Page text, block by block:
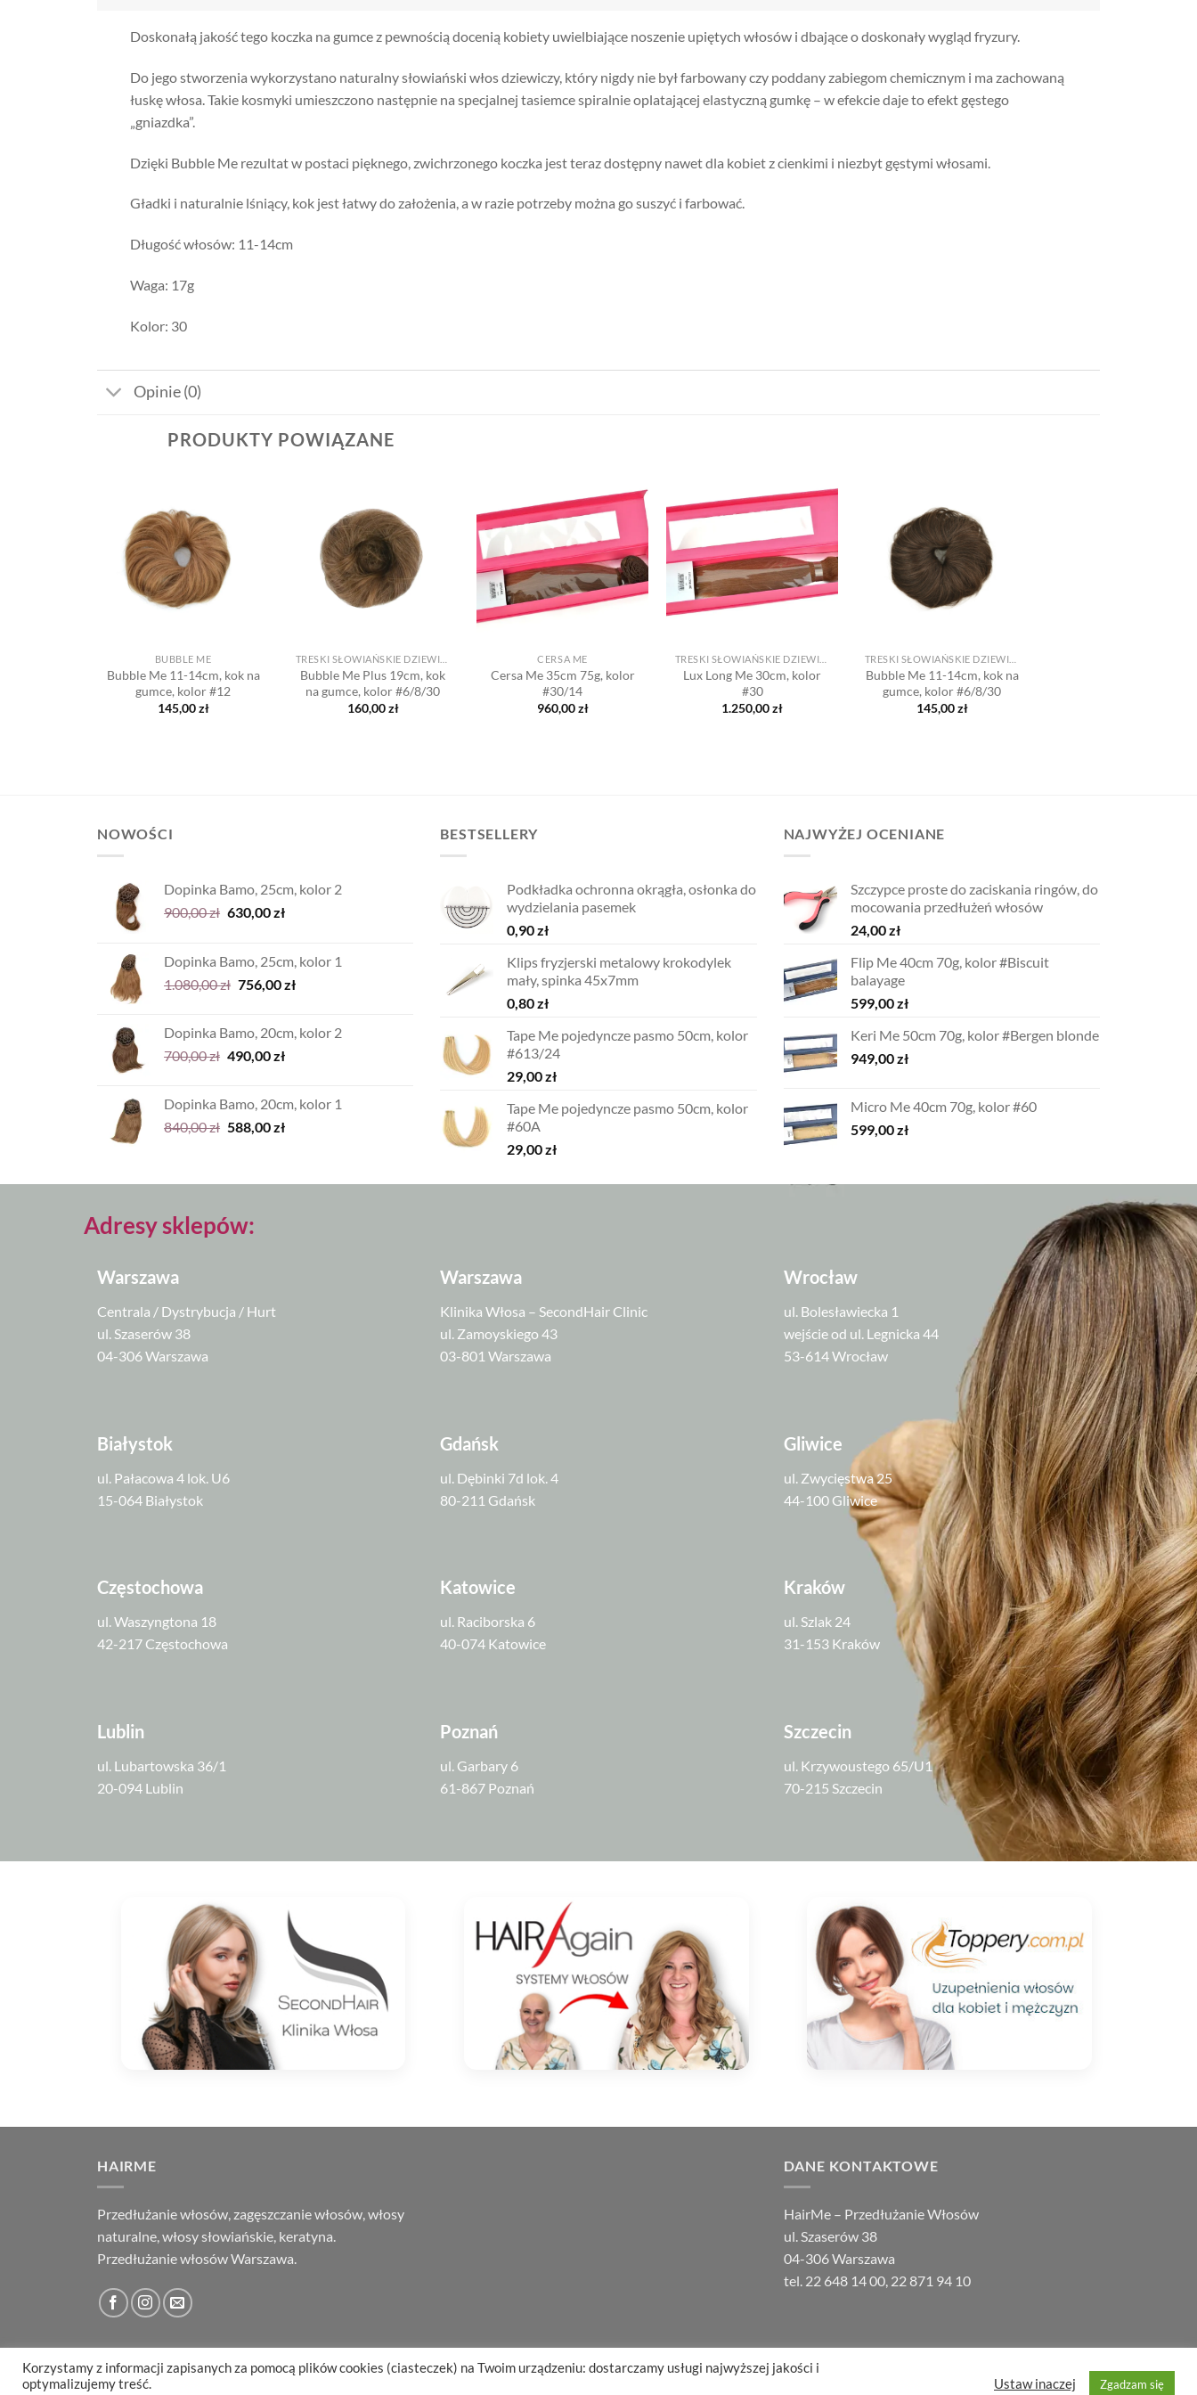
Doskonałą jakość tego koczka na gumce z pewnością docenią kobiety uwielbiające noszenie upiętych włosów i dbające o doskonały wygląd fryzury.
Do jego stworzenia wykorzystano naturalny słowiański włos dziewiczy, który nigdy nie był farbowany czy poddany zabiegom chemicznym i ma zachowaną
łuskę włosa. Takie kosmyki umieszczono następnie na specjalnej tasiemce spiralnie oplatającej elastyczną gumkę – w efekcie daje to efekt gęstego
„gniazdka”.
Dzięki Bubble Me rezultat w postaci pięknego, zwichrzonego koczka jest teraz dostępny nawet dla kobiet z cienkimi i niezbyt gęstymi włosami.
Gładki i naturalnie lśniący, kok jest łatwy do założenia, a w razie potrzeby można go suszyć i farbować.
Długość włosów: 11-14cm
Waga: 17g
Kolor: 30
Opinie (0)
PRODUKTY POWIĄZANE
do listy
życzeń
BUBBLE ME
Bubble Me 11-14cm, kok na
gumce, kolor #12
145,00zł
do listy
życzeń
Bubble Me Plus 19cm, kok
na gumce, kolor #6/8/30
160,00zł
Dodaj
do listy
życzeń
CERSA ME
Cersa Me 35cm 75g, kolor
#30/14
960,00zł
Dodaj
do listy
życzeń
Lux Long Me 30cm, kolor
#30
1.250,00zł
do listy
życzeń
Bubble Me 11-14cm, kok na
gumce, kolor #6/8/30
145,00zł
NOWOŚCI
Dopinka Bamo, 25cm, kolor 2
900,00zł Pierwotna
900,00 zł.
630,00złAktualna
630,00 zł.
Dopinka Bamo, 25cm, kolor 1
1.080,00zł Pierwotna
1.080,00 zł.
756,00złAktualna
756,00 zł.
Dopinka Bamo, 20cm, kolor 2
700,00zł Pierwotna
700,00 zł.
490,00złAktualna
490,00 zł.
Dopinka Bamo, 20cm, kolor 1
840,00zł Pierwotna
840,00 zł.
588,00złAktualna
588,00 zł.
BESTSELLERY
Podkładka ochronna okrągła, osłonka do
wydzielania pasemek
0,90zł
Klips fryzjerski metalowy krokodylek
mały, spinka 45x7mm
0,80zł
Tape Me pojedyncze pasmo 50cm, kolor
#613/24
29,00zł
Tape Me pojedyncze pasmo 50cm, kolor
#60A
29,00zł
NAJWYŻEJ OCENIANE
Szczypce proste do zaciskania ringów, do
mocowania przedłużeń włosów
24,00zł
Flip Me 40cm 70g, kolor #Biscuit
balayage
599,00zł
Keri Me 50cm 70g, kolor #Bergen blonde
949,00zł
Micro Me 40cm 70g, kolor #60
599,00zł
Adresy sklepów:
Warszawa
Centrala / Dystrybucja / Hurt
ul. Szaserów 38
04-306 Warszawa
Warszawa
Klinika Włosa – SecondHair Clinic
ul. Zamoyskiego 43
03-801 Warszawa
Wrocław
ul. Bolesławiecka 1
wejście od ul. Legnicka 44
53-614 Wrocław
Białystok
ul. Pałacowa 4 lok. U6
15-064 Białystok
Gdańsk
ul. Dębinki 7d lok. 4
80-211 Gdańsk
Gliwice
ul. Zwycięstwa 25
44-100 Gliwice
Częstochowa
ul. Waszyngtona 18
42-217 Częstochowa
Katowice
ul. Raciborska 6
40-074 Katowice
Kraków
ul. Szlak 24
31-153 Kraków
Lublin
ul. Lubartowska 36/1
20-094 Lublin
Poznań
ul. Garbary 6
61-867 Poznań
Szczecin
ul. Krzywoustego 65/U1
70-215 Szczecin
HAIRME
Przedłużanie włosów, zagęszczanie włosów, włosy
naturalne, włosy słowiańskie, keratyna.
Przedłużanie włosów Warszawa.
DANE KONTAKTOWE
HairMe – Przedłużanie Włosów
ul. Szaserów 38
04-306 Warszawa
tel. 22 648 14 00, 22 871 94 10
O HAIRME KONTAKT FAQ REGULAMIN REKLAMACJE
Korzystamy z informacji zapisanych za pomocą plików cookies (ciasteczek) na Twoim urządzeniu: dostarczamy usługi najwyższej jakości i
optymalizujemy treść.
Ustaw inaczej Zgadzam się